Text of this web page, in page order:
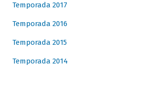
Temporada 2017
Temporada 2016
Temporada 2015
Temporada 2014